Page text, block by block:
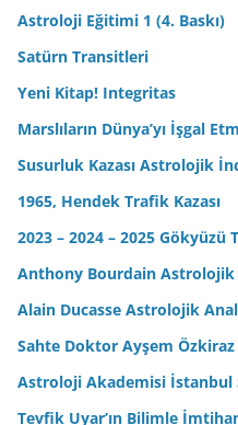
Astroloji Eğitimi 1 (4. Baskı)
Satürn Transitleri
Yeni Kitap! Integritas
Marslıların Dünya’yı İşgal
Susurluk Kazası Astrolojik
1965, Hendek Trafik Kazası
2023 – 2024 – 2025 Gökyüzü
Anthony Bourdain Astrolojik
Alain Ducasse Astrolojik
Sahte Doktor Ayşem Özkiraz
Astroloji Akademisi İstanbul
Tevfik Uyar’ın Bilimle